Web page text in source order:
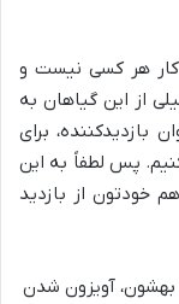
هر کسی نیست و
از این گیاهان به
برای
پس لطفاً به این
خودتون از بازدید
آویزون شدن